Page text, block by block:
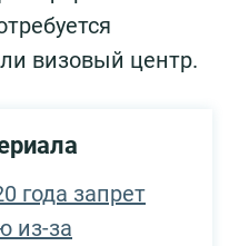
визовый центр.
года запрет
из-за